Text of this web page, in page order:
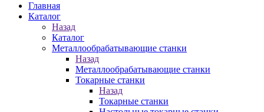
Главная
Каталог
Назад
Каталог
Металлообрабатывающие станки
Назад
Металлообрабатывающие станки
Токарные станки
Назад
Токарные станки